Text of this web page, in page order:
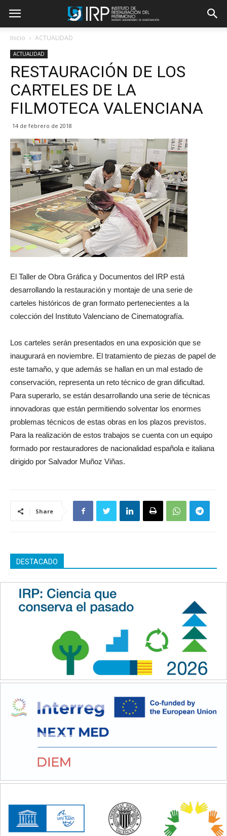
Inicio ACTUALIDAD
ACTUALIDAD
RESTAURACIÓN DE LOS
CARTELES DE LA
FILMOTECA VALENCIANA
14 de febrero de 2018
El Taller de Obra Gráfica y Documentos del IRP está
desarrollando la restauración y montaje de una serie de
carteles históricos de gran formato pertenecientes a la
colección del Instituto Valenciano de Cinematografía.
Los carteles serán presentados en una exposición que se
inaugurará en noviembre. El tratamiento de piezas de papel de
este tamaño, y que además se hallan en un mal estado de
conservación, representa un reto técnico de gran dificultad.
Para superarlo, se están desarrollando una serie de técnicas
innovadoras que están permitiendo solventar los enormes
problemas técnicos de estas obras en los plazos previstos.
Para la realización de estos trabajos se cuenta con un equipo
formado por restauradores de nacionalidad española e italiana
dirigido por Salvador Muñoz Viñas.
Share
DESTACADO